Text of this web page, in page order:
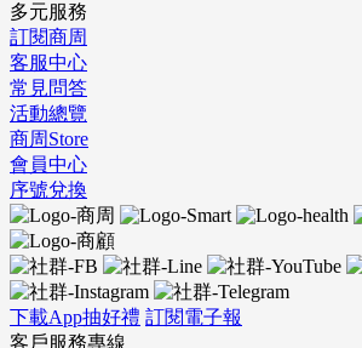
多元服務
訂閱商周
客服中心
常見問答
活動總覽
商周Store
會員中心
序號兌換
下載App抽好禮 訂閱電子報
客戶服務專線